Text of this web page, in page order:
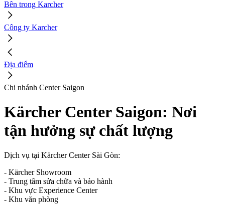
Bên trong Karcher
Công ty Karcher
Địa điểm
Chi nhánh Center Saigon
Kärcher Center Saigon: Nơi
tận hưởng sự chất lượng
Dịch vụ tại Kärcher Center Sài Gòn:
- Kärcher Showroom
- Trung tâm sửa chữa và bảo hành
- Khu vực Experience Center
- Khu văn phòng